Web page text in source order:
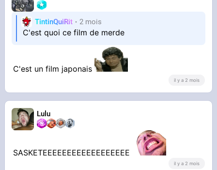
TintinQuiRit 2 mois
C'est quoi ce film de merde
C'est un film japonais
il y a 2 mois
Lulu
SASKETEEEEEEEEEEEEEEEEEE
il y a 2 mois